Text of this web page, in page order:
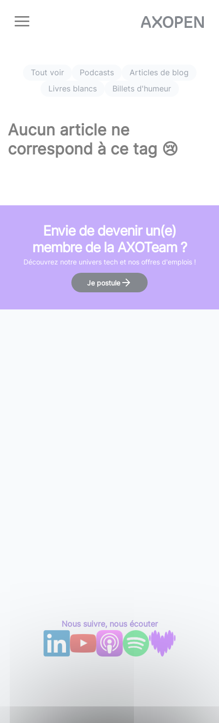
Tout voir Podcasts
Articles de blog
Livres blancs
Billets d'humeur
Aucun article ne
correspond à ce tag 😢
Envie de devenir un(e)
membre de la AXOTeam ?
Découvrez notre univers tech et nos offres d'emplois !
Je postule
Nous suivre, nous écouter